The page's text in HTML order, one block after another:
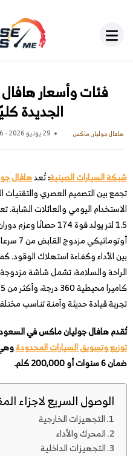
الجديدة
هافال جوليان ماكس 29 يونيو 2026 - 6 مساءً
شبكة السيارات الصينية:تُعدهافال
تجمع بين التصميم العصري والتقنيات
الاستخدام اليومي والعائلات
بين الأداء وكفاءة استهلاك
الراحة والسلامة، تشمل شاشة مزدوجة،
تجربة قيادة حديثة وآمنة تناسب
تُقدم هافال جوليان ماكس في
توزيع وتسويق السيارات المحدودة
ضمان 6 سنوات أو 200,000 كلم.
الوصول السريع لاجزاء
التجهيزات الخارجية
المحرك والأداء
التجهيزات الداخلية